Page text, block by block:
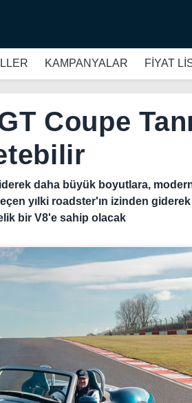
KAMPANYALAR FİYAT
Coupe
daha büyük boyutlara,
yılki roadster'ın izinden
bir V8'e sahip olacak